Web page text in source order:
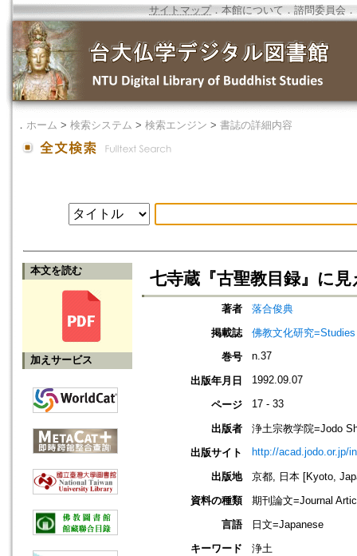
サイトマップ．本館について ． 諮問委員会 ．
． ホーム > 検索システム > 検索エンジン > 書誌の詳細内容
本文を読む
加えサービス
七寺蔵『古聖教目録』に
著者
落合俊典
掲載誌
佛教文化研究
巻号
n.37
出版年月日 1992.09.07
ページ 17 - 33
出版者
浄土宗教学院=Jodo
出版サイト
http://acad.jodo.or.jp/
出版地
京都, 日本 [Kyoto,
資料の種類
期刊論文=Journal
言語
日文=Japanese
キーワード
浄土